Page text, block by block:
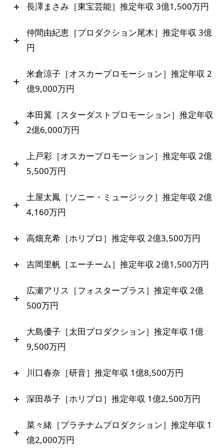
長澤まさみ［東宝芸能］推定年収 3億1,500万円
仲間由紀恵［プロダクション尾木］推定年収 3億
円
米倉涼子［オスカープロモーション］推定年収 2
億9,000万円
本田翼［スターダストプロモーション］推定年収
2億6,000万円
上戸彩［オスカープロモーション］推定年収 2億
5,500万円
土屋太鳳［ソニー・ミュージック］推定年収 2億
4,160万円
高畑充希［ホリプロ］推定年収 2億3,500万円
吉岡里帆［エーチーム］推定年収 2億1,500万円
広瀬アリス［フォスタープラス］推定年収 2億
500万円
大島優子［太田プロダクション］推定年収 1億
9,500万円
川口春奈［研音］推定年収 1億8,500万円
深田恭子［ホリプロ］推定年収 1億2,500万円
菜々緒［プラチナムプロダクション］推定年収 1
億2,000万円